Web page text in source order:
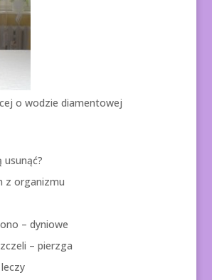
o wodzie diamentowej
usunąć?
z organizmu
– dyniowe
– pierzga